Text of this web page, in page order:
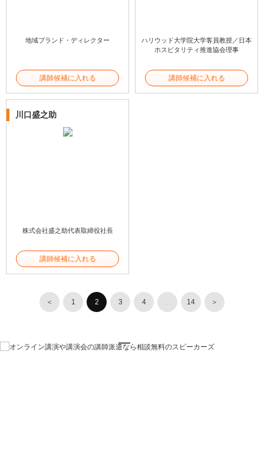
地域ブランド・ディレクター
講師候補に入れる
ハリウッド大学院大学客員教授／日本
ホスピタリティ推進協会理事
講師候補に入れる
川口盛之助
株式会社盛之助代表取締役社長
講師候補に入れる
＜ 1 2 3 4 14 ＞